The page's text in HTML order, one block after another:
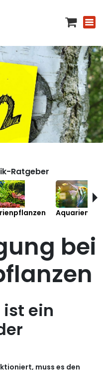
Ratgeber
bei
ein
muss es den